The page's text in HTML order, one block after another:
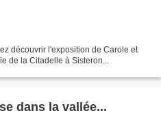
découvrir l'exposition de Carole et
de la Citadelle à Sisteron...
dans la vallée...